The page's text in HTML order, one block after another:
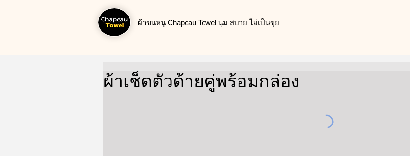
ผ้าขนหนู Chapeau Towel นุ่ม สบาย ไม่เป็นขุย
ผ้าเช็ดตัวด้ายคู่พร้อมกล่อง